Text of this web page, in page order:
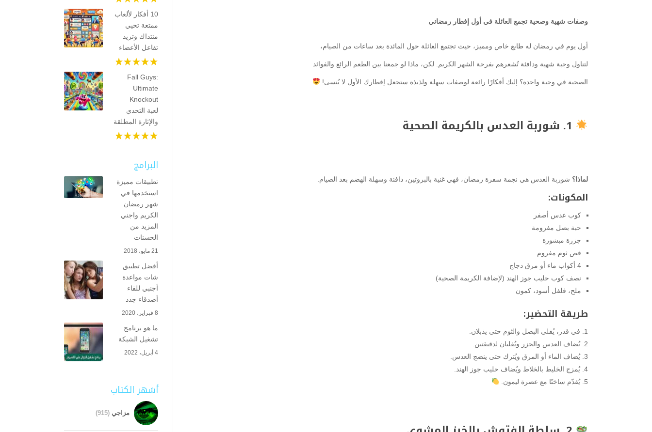
وصفات شهية وصحية تجمع العائلة في أول إفطار رمضاني
أول يوم في رمضان له طابع خاص ومميز، حيث تجتمع العائلة حول المائدة بعد ساعات من الصيام،
لتناول وجبة شهية ودافئة تُشعرهم بفرحة الشهر الكريم. لكن، ماذا لو جمعنا بين الطعم الرائع والفوائد
الصحية في وجبة واحدة؟ إليك أفكارًا رائعة لوصفات سهلة ولذيذة ستجعل إفطارك الأول لا يُنسى!
لماذا؟ شوربة العدس هي نجمة سفرة رمضان، فهي غنية بالبروتين، دافئة وسهلة الهضم بعد الصيام.
المكونات:
كوب عدس أصفر
حبة بصل مفرومة
جزرة مبشورة
فص ثوم مفروم
4 أكواب ماء أو مرق دجاج
نصف كوب حليب جوز الهند (لإضافة الكريمة الصحية)
ملح، فلفل أسود، كمون
طريقة التحضير:
في قدر، يُقلى البصل والثوم حتى يذبلان.
يُضاف العدس والجزر ويُقلبان لدقيقتين.
يُضاف الماء أو المرق ويُترك حتى ينضج العدس.
يُمزج الخليط بالخلاط ويُضاف حليب جوز الهند.
يُقدّم ساخنًا مع عصرة ليمون.
10 أفكار لألعاب
ممتعة تحيي
منتداك وتزيد
تفاعل الأعضاء
Fall Guys:
Ultimate
Knockout –
لعبة التحدي
والإثارة المطلقة
البرامج
تطبيقات مميزة
استخدمها في
شهر رمضان
الكريم واجني
المزيد من
الحسنات
21 مايو، 2018
أفضل تطبيق
شات مواعدة
أجنبي للقاء
أصدقاء جدد
8 فبراير، 2020
ما هو برنامج
تشغيل الشبكة
4 أبريل، 2022
أشهر الكتاب
مزاجي (915)